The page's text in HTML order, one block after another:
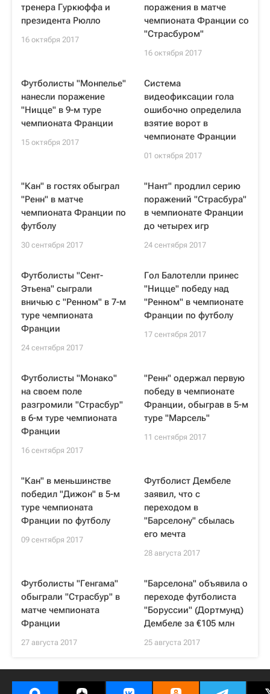
тренера Гуркюффа и
президента Рюлло
16 октября 2017
поражения в матче
чемпионата Франции со
"Страсбуром"
16 октября 2017
Футболисты "Монпелье"
нанесли поражение
"Ницце" в 9-м туре
чемпионата Франции
15 октября 2017
Система
видеофиксации гола
ошибочно определила
взятие ворот в
чемпионате Франции
01 октября 2017
"Кан" в гостях обыграл
"Ренн" в матче
чемпионата Франции по
футболу
30 сентября 2017
"Нант" продлил серию
поражений "Страсбура"
в чемпионате Франции
до четырех игр
24 сентября 2017
Футболисты "Сент-
Этьена" сыграли
вничью с "Ренном" в 7-м
туре чемпионата
Франции
24 сентября 2017
Гол Балотелли принес
"Ницце" победу над
"Ренном" в чемпионате
Франции по футболу
17 сентября 2017
Футболисты "Монако"
на своем поле
разгромили "Страсбур"
в 6-м туре чемпионата
Франции
16 сентября 2017
"Ренн" одержал первую
победу в чемпионате
Франции, обыграв в 5-м
туре "Марсель"
11 сентября 2017
"Кан" в меньшинстве
победил "Дижон" в 5-м
туре чемпионата
Франции по футболу
09 сентября 2017
Футболист Дембеле
заявил, что с
переходом в
"Барселону" сбылась
его мечта
28 августа 2017
Футболисты "Генгама"
обыграли "Страсбур" в
матче чемпионата
Франции
27 августа 2017
"Барселона" объявила о
переходе футболиста
"Боруссии" (Дортмунд)
Дембеле за €105 млн
25 августа 2017